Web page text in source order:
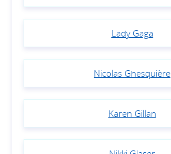
Lady Gaga
Nicolas Ghesquière
Karen Gillan